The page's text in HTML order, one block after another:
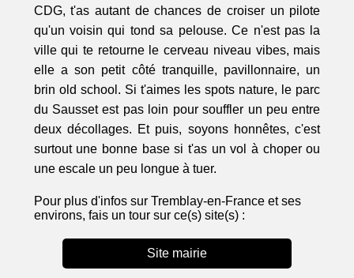
CDG, t'as autant de chances de croiser un pilote
qu'un voisin qui tond sa pelouse. Ce n'est pas la
ville qui te retourne le cerveau niveau vibes, mais
elle a son petit côté tranquille, pavillonnaire, un
brin old school. Si t'aimes les spots nature, le parc
du Sausset est pas loin pour souffler un peu entre
deux décollages. Et puis, soyons honnêtes, c'est
surtout une bonne base si t'as un vol à choper ou
une escale un peu longue à tuer.
Pour plus d'infos sur Tremblay-en-France et ses
environs, fais un tour sur ce(s) site(s) :
Site mairie